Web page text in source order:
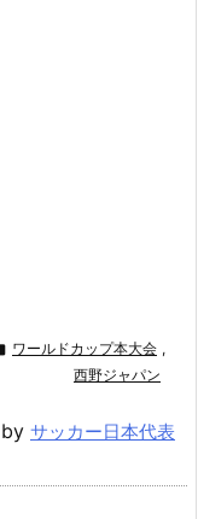
ワールドカップ本大会 ,
西野ジャパン
サッカー日本代表